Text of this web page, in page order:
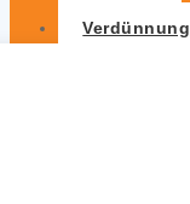
Verdünnung